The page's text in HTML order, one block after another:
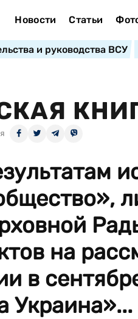
Новости Статьи
и руководства ВСУ
на
в
Украина»...